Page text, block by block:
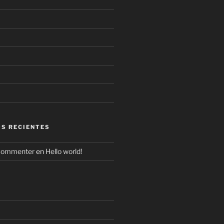
RECIENTES
en Hello world!